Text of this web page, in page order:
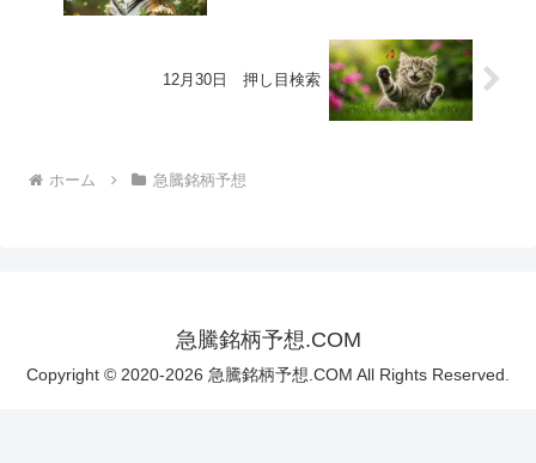
12月30日 押し目検索
ホーム 急騰銘柄予想
急騰銘柄予想.COM
Copyright © 2020-2026 急騰銘柄予想.COM All Rights Reserved.